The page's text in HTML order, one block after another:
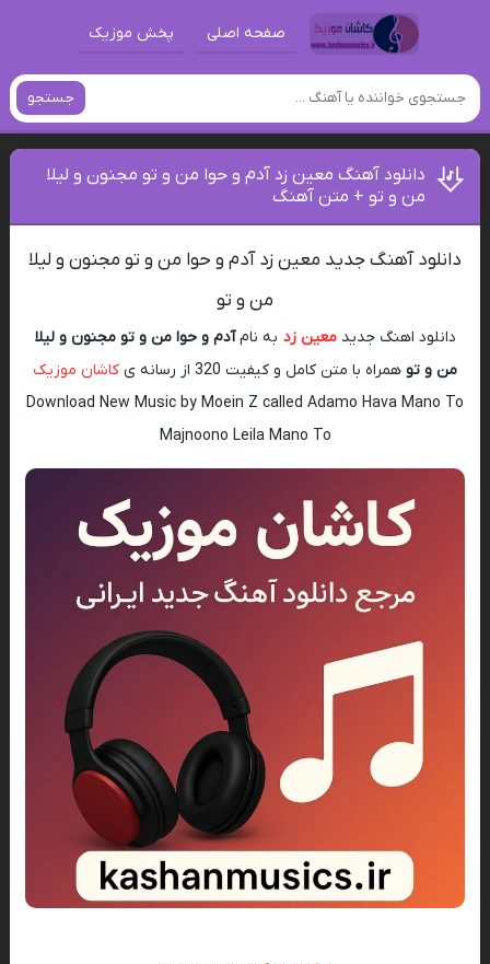
صفحه اصلی پخش موزیک
جستجو
دانلود آهنگ معین زد آدم و حوا من و تو مجنون و لیلا
من و تو + متن آهنگ
دانلود آهنگ جدید معین زد آدم و حوا من و تو مجنون و لیلا
من و تو
دانلود اهنگ جدیدمعین زد به نامآدم و حوا من و تو مجنون و لیلا
من و تو همراه با متن کامل و کیفیت 320 از رسانه ی
کاشان موزیک
Download New Music by Moein Z called Adamo Hava Mano To
Majnoono Leila Mano To